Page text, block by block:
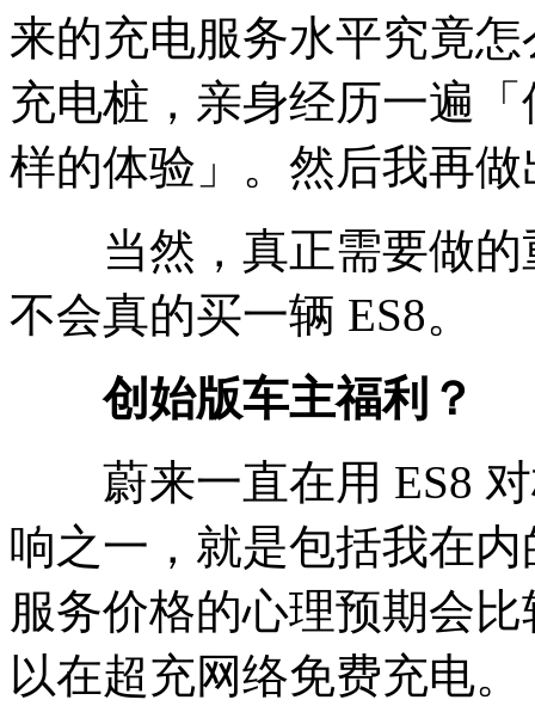
来的充电服务水平究竟
充电桩，亲身经历一遍
样的体验」。然后我再
当然，真正需要做的
不会真的买一辆 ES8。
创始版车主福利？
蔚来一直在用 ES8 对
响之一，就是包括我在
服务价格的心理预期会
以在超充网络免费充电。